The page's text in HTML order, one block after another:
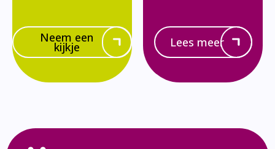
Neem een
kijkje Lees meer